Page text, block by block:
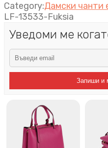
Category:Дамски чанти
LF-13533-Fuksia
Уведоми ме
Запиши и